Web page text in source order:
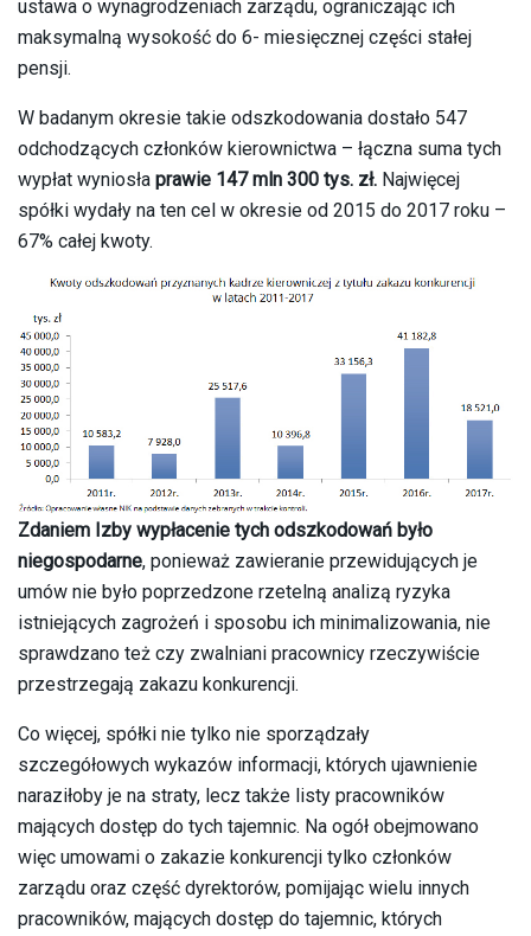
ustawa o wynagrodzeniach zarządu, ograniczając ich
maksymalną wysokość do 6- miesięcznej części stałej
pensji.
W badanym okresie takie odszkodowania dostało 547
odchodzących członków kierownictwa – łączna suma tych
wypłat wyniosła prawie 147 mln 300 tys. zł. Najwięcej
spółki wydały na ten cel w okresie od 2015 do 2017 roku –
67% całej kwoty.
Zdaniem Izby wypłacenie tych odszkodowań było
niegospodarne, ponieważ zawieranie przewidujących je
umów nie było poprzedzone rzetelną analizą ryzyka
istniejących zagrożeń i sposobu ich minimalizowania, nie
sprawdzano też czy zwalniani pracownicy rzeczywiście
przestrzegają zakazu konkurencji.
Co więcej, spółki nie tylko nie sporządzały
szczegółowych wykazów informacji, których ujawnienie
naraziłoby je na straty, lecz także listy pracowników
mających dostęp do tych tajemnic. Na ogół obejmowano
więc umowami o zakazie konkurencji tylko członków
zarządu oraz część dyrektorów, pomijając wielu innych
pracowników, mających dostęp do tajemnic, których